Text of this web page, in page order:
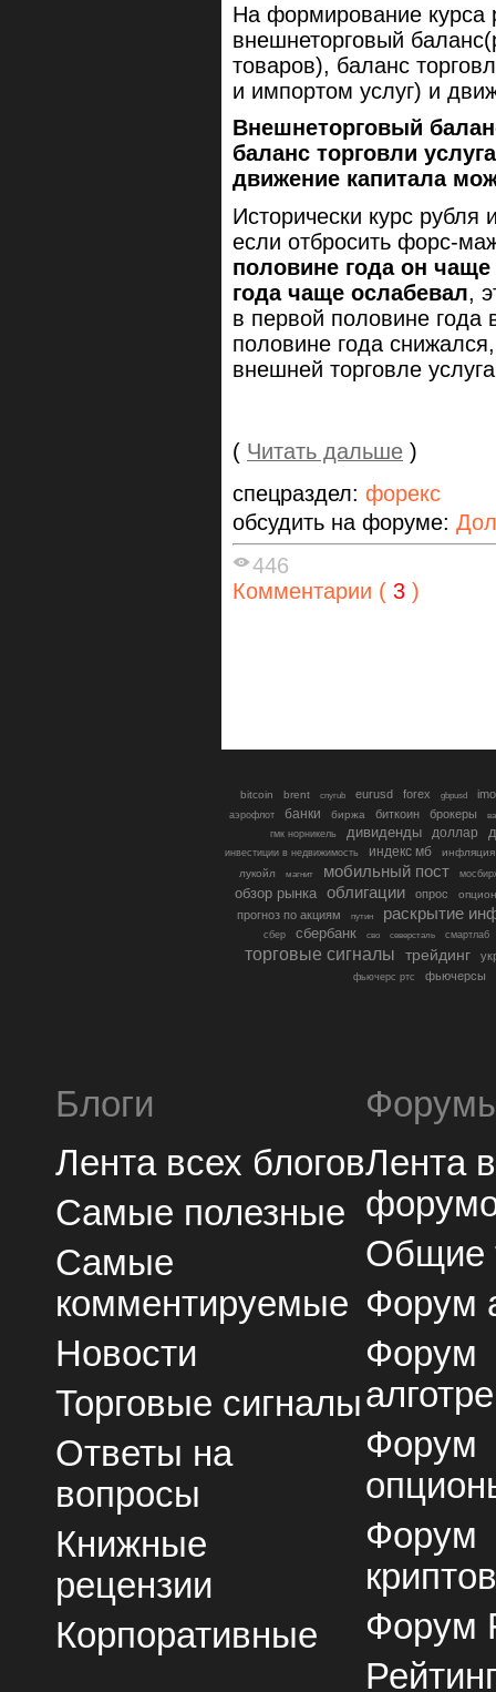
На формирование курса
внешнеторговый
товаров), баланс
и импортом услуг) и
Внешнеторговый
баланс торговли
движение капитала
Исторически курс рубля
если отбросить форс-
половине года он
года чаще ослабевал,
в первой половине года
половине года
внешней торговле
( Читать дальше )
спецраздел: форекс
обсудить на форуме:
446
Комментарии ( 3 )
bitcoin brent cnyrub eurusd forex gbpusd
аэрофлот банки биржа биткоин брокеры
гмк норникель
дивиденды доллар
инвестиции в недвижимость индекс мб
инфляция
лукойл
магнит мобильный пост
обзор рынка облигации опрос
прогноз по акциям путин раскрытие
сбер сбербанк сво северсталь смартлаб
торговые сигналы трейдинг
фьючерс ртс фьючерсы
Блоги
Лента всех блогов
Самые полезные
Самые
комментируемые
Новости
Торговые сигналы
Ответы на
вопросы
Книжные
рецензии
Корпоративные
Лента
Общие
Форум
Форум
Форум
Форум
Форум